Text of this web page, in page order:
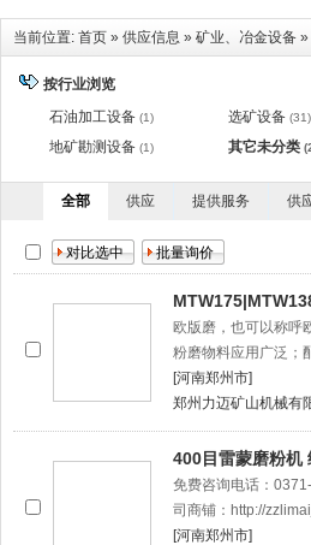
当前位置: 首页 » 供应信息 » 矿业、冶金设备 »
按行业浏览
石油加工设备 (1) 选矿设备 (31)
地矿勘测设备 (1) 其它未分类
全部 供应 提供服务 供
欧版磨，也可以称呼
粉磨物料应用广泛；
[河南郑州市]
郑州力迈矿山机械有
400目雷蒙磨粉机
免费咨询电话：
司商铺：http://
[河南郑州市]